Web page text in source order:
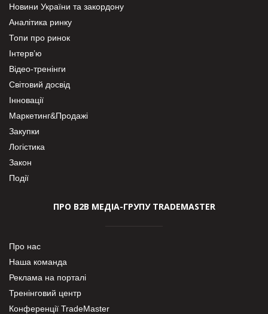
Новини України та закордону
Аналітика ринку
Топи про ринок
Інтерв’ю
Відео-тренінги
Світовий досвід
Інновації
Маркетинг&Продажі
Закупки
Логістика
Закон
Події
ПРО В2В МЕДІА-ГРУПУ TRADEMASTER
Про нас
Наша команда
Реклама на порталі
Тренінговий центр
Конференції TradeMaster